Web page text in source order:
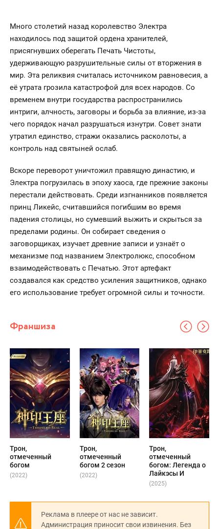
Много столетий назад королевство Электра
находилось под защитой ордена хранителей,
присягнувших оберегать Печать Чистоты,
удерживающую разрушительные силы от вторжения в
мир. Эта реликвия считалась источником равновесия, а
её утрата грозила катастрофой для всех народов. Со
временем внутри государства распространились
интриги, алчность, заговоры и борьба за влияние, из-за
чего порядок начал разрушаться изнутри. Совет знати
утратил единство, стражи оказались расколоты, а
контроль над святыней ослаб.
Вскоре переворот уничтожил правящую династию, и
Электра погрузилась в эпоху хаоса, где прежние законы
перестали действовать. Среди изгнанников появляется
принц Ликейс, считавшийся погибшим во время
падения столицы, но сумевший выжить и скрыться за
пределами родины. Он собирает сведения о
заговорщиках, изучает древние записи и узнаёт о
механизме под названием Электролюкс, способном
взаимодействовать с Печатью. Этот артефакт
создавался как средство усиления защитников, однако
его использование требует огромной силы и точности.
Франшиза
Трон,
отмеченный
богом
(2022)
Трон,
отмеченный
богом 2 сезон
(2022)
Трон,
отмеченный
богом: Легенда о
Лайкэсы И
(2025)
Реклама в плеере от нас не зависит.
Администрация приносит свои извинения. Без